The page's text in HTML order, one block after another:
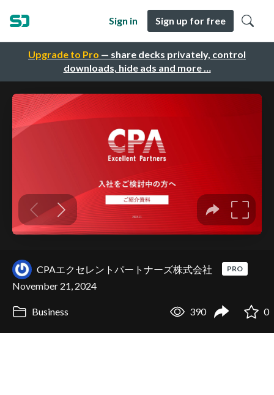
Upgrade to Pro — share decks privately, control
downloads, hide ads and more …
Sign in Sign up for free
CPAエクセレントパートナーズ株式会社 PRO
November 21, 2024
Business 390 0